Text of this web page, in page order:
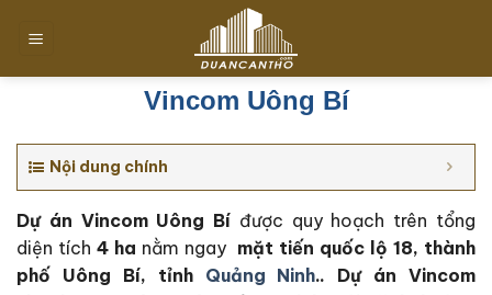
đến
Vincom Uông Bí
Nội dung chính
Dự án Vincom Uông Bí được quy hoạch trên tổng
diện tích 4 ha nằm ngay mặt tiến quốc lộ 18, thành
phố Uông Bí, tỉnh Quảng Ninh.. Dự án Vincom